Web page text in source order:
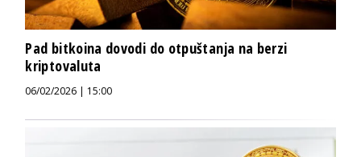
Pad bitkoina dovodi do otpuštanja na berzi
kriptovaluta
06/02/2026 | 15:00